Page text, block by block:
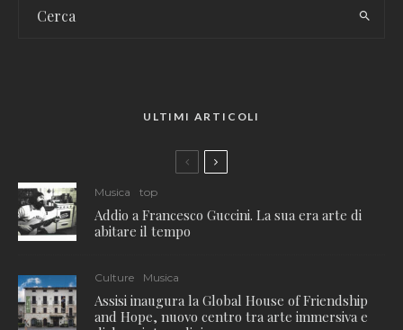
ULTIMI ARTICOLI
Musica top
Addio a Francesco Guccini. La sua era arte di
abitare il tempo
Culture Musica
Assisi inaugura la Global House of Friendship
and Hope, nuovo centro tra arte immersiva e